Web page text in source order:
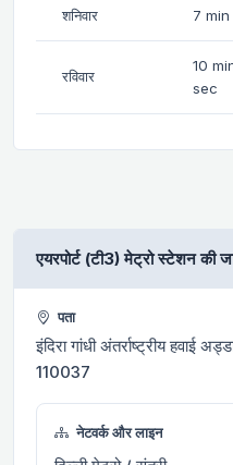
शनिवार 7
रविवार
10
sec
एयरपोर्ट (टी3) मेट्रो स्टेशन की
पता
इंदिरा गांधी अंतर्राष्ट्रीय हवाई
110037
नेटवर्क और लाइन